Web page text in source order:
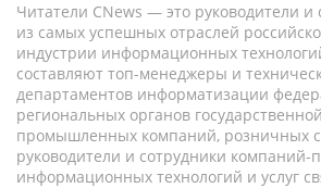
Читатели CNews — это руководители и
из самых успешных отраслей
индустрии информационных
составляют топ-менеджеры и
департаментов информатизации
региональных органов
промышленных компаний, розничных
руководители и сотрудники компаний-
информационных технологий и услуг